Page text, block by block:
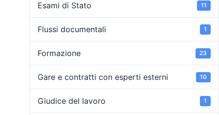
Esami di Stato 11
Flussi documentali 1
Formazione 23
Gare e contratti con esperti esterni 10
Giudice del lavoro 1